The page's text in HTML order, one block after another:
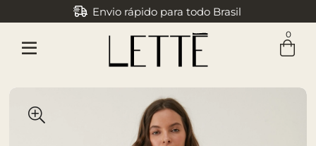
Envio rápido para todo Brasil
0